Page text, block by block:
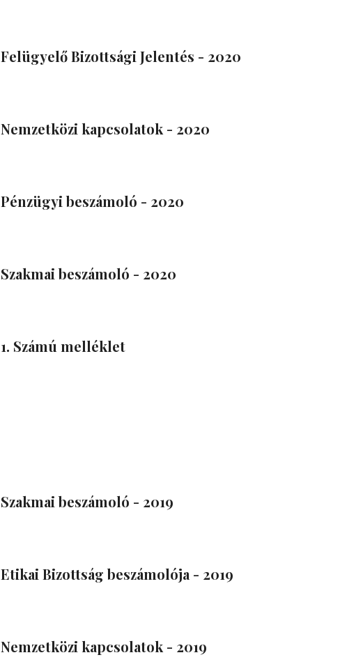
Felügyelő Bizottsági Jelentés - 2020
Nemzetközi kapcsolatok - 2020
Pénzügyi beszámoló - 2020
Szakmai beszámoló - 2020
1. Számú melléklet
Szakmai beszámoló - 2019
Etikai Bizottság beszámolója - 2019
Nemzetközi kapcsolatok - 2019